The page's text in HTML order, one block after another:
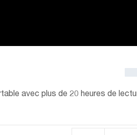
avec plus de 20 heures de